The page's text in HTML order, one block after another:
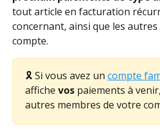
tout article en facturation
concernant, ainsi que les
compte.
🎗️ Si vous avez un compte
affiche vos paiements à
autres membres de votre